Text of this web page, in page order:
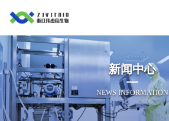
新闻中心
NEWS INFORMATION